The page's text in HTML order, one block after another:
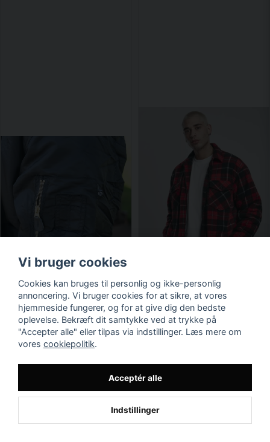
Vi bruger cookies
Cookies kan bruges til personlig og ikke-personlig
annoncering. Vi bruger cookies for at sikre, at vores
hjemmeside fungerer, og for at give dig den bedste
oplevelse. Bekræft dit samtykke ved at trykke på
"Accepter alle" eller tilpas via indstillinger. Læs mere om
vores cookiepolitik.
Acceptér alle
Indstillinger